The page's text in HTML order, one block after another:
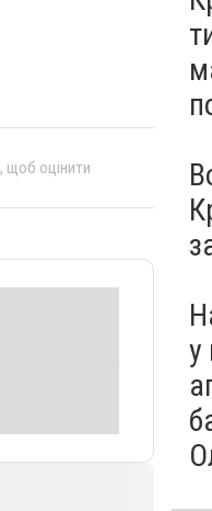
, щоб оцінити
у